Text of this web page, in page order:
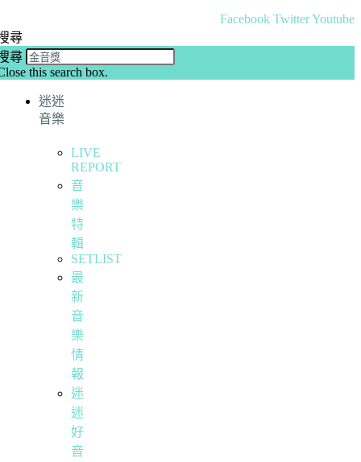
Facebook TwitterYoutube
尋
尋
this search box.
迷迷
音樂
LIVE
REPORT
音
樂
特
輯
SETLIST
最
新
音
樂
情
報
迷
迷
好
音